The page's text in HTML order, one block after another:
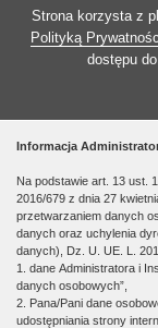
Strona korzysta z
Polityką
dostępu
Informacja
Na podstawie art. 13 ust.
2016/679 z dnia 27
przetwarzaniem danych
danych oraz uchylenia
danych), Dz. U. UE. L.
1. dane Administratora i
danych osobowych”,
2. Pana/Pani dane
udostępniania strony